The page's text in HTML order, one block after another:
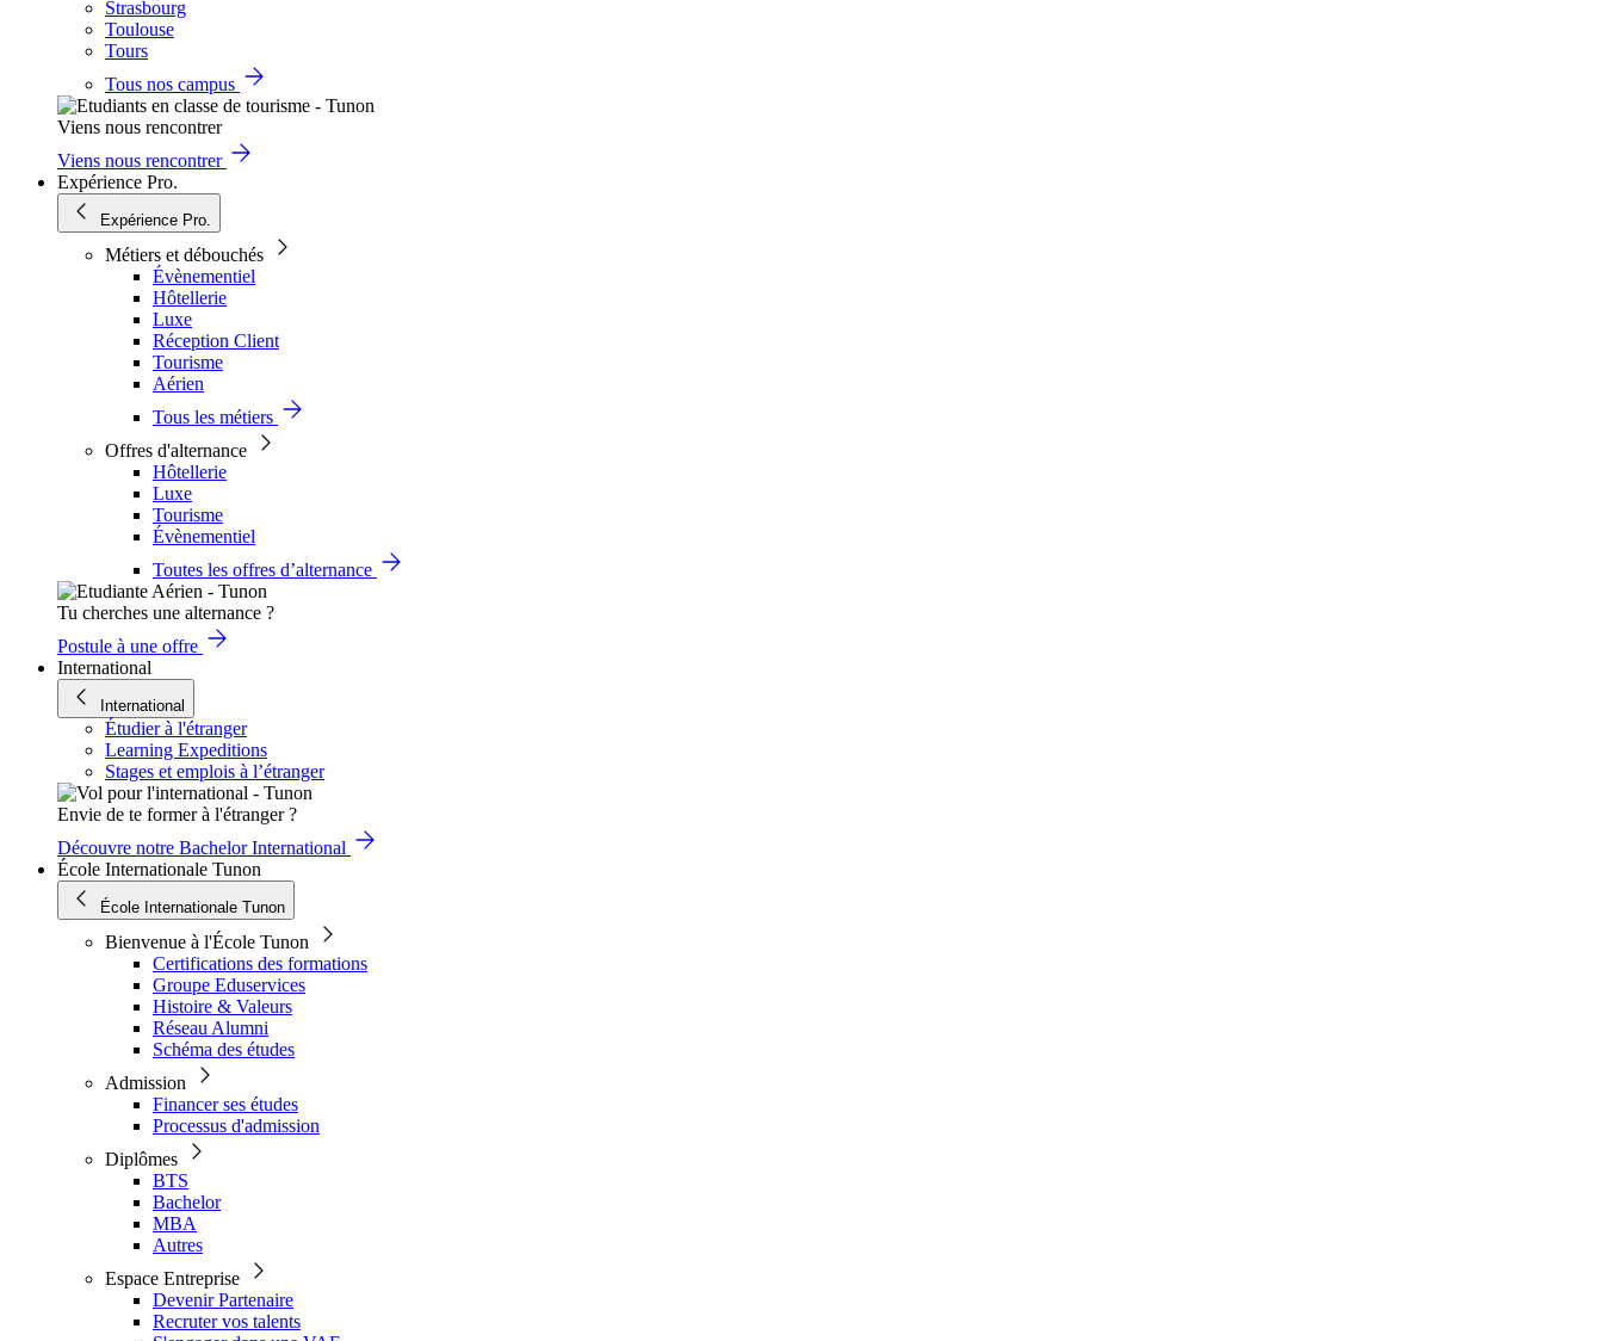
Strasbourg
Toulouse
Tours
Tous nos campus
Viens nous rencontrer
Viens nous rencontrer
Expérience Pro.
Expérience Pro.
Métiers et débouchés
Évènementiel
Hôtellerie
Luxe
Réception Client
Tourisme
Aérien
Tous les métiers
Offres d'alternance
Hôtellerie
Luxe
Tourisme
Évènementiel
Toutes les offres d’alternance
Tu cherches une alternance ?
Postule à une offre
International
International
Étudier à l'étranger
Learning Expeditions
Stages et emplois à l’étranger
Envie de te former à l'étranger ?
Découvre notre Bachelor International
École Internationale Tunon
École Internationale Tunon
Bienvenue à l'École Tunon
Certifications des formations
Groupe Eduservices
Histoire & Valeurs
Réseau Alumni
Schéma des études
Admission
Financer ses études
Processus d'admission
Diplômes
BTS
Bachelor
MBA
Autres
Espace Entreprise
Devenir Partenaire
Recruter vos talents